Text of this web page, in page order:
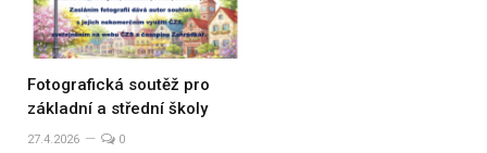
Fotografická soutěž pro
základní a střední školy
27.4.2026 0